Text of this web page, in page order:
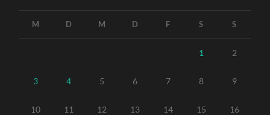
M D M D F S S
1 2
3 4 5 6 7 8 9
10 11 12 13 14 15 16